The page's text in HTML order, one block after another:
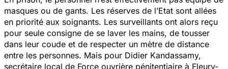
masques ou de gants. Les réserves de l’Etat sont allées
en priorité aux soignants. Les surveillants ont alors reçu
pour seule consigne de se laver les mains, de tousser
dans leur coude et de respecter un mètre de distance
entre les personnes. Mais pour Didier Kandassamy,
secrétaire local de Force ouvrière pénitentiaire à Fleury-